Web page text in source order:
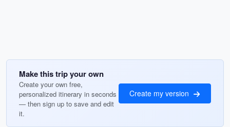
Make this trip your own
Create your own free,
personalized itinerary in seconds
— then sign up to save and edit
it.
Create my version